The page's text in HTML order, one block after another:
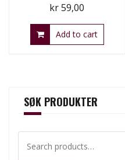
kr59,00
Add to cart
SØK PRODUKTER
for: